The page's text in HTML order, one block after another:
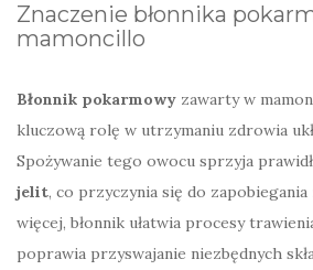
Znaczenie błonnika
mamoncillo
Błonnik pokarmowy zawarty w
kluczową rolę w utrzymaniu zdrowia
Spożywanie tego owocu sprzyja
jelit, co przyczynia się do zapobiegania
więcej, błonnik ułatwia procesy
poprawia przyswajanie niezbędnych